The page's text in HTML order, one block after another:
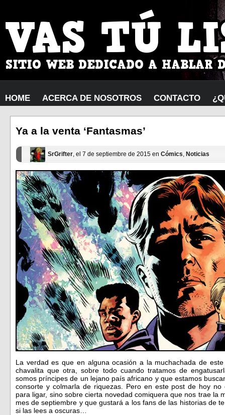
HOME ACERCA DE NOSOTROS CONTACTO
Ya a la venta ‘Fantasmas’
SrGrifter, el 7 de septiembre de 2015 en Cómics, Noticias
La verdad es que en alguna ocasión a la muchachada de
chavalita que otra, sobre todo cuando tratamos de
somos príncipes de un lejano país africano y que estamos
consorte y colmarla de riquezas. Pero en este post de hoy no
para ligar, sino sobre cierta novedad comiquera que nos trae la
mes de septiembre y que gustará a los fans de las historias de
si las lees a oscuras…